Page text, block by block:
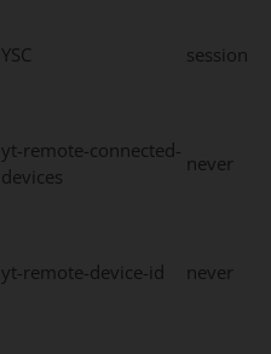
YSC session
yt-remote-connected-
devices
never
yt-remote-device-id never